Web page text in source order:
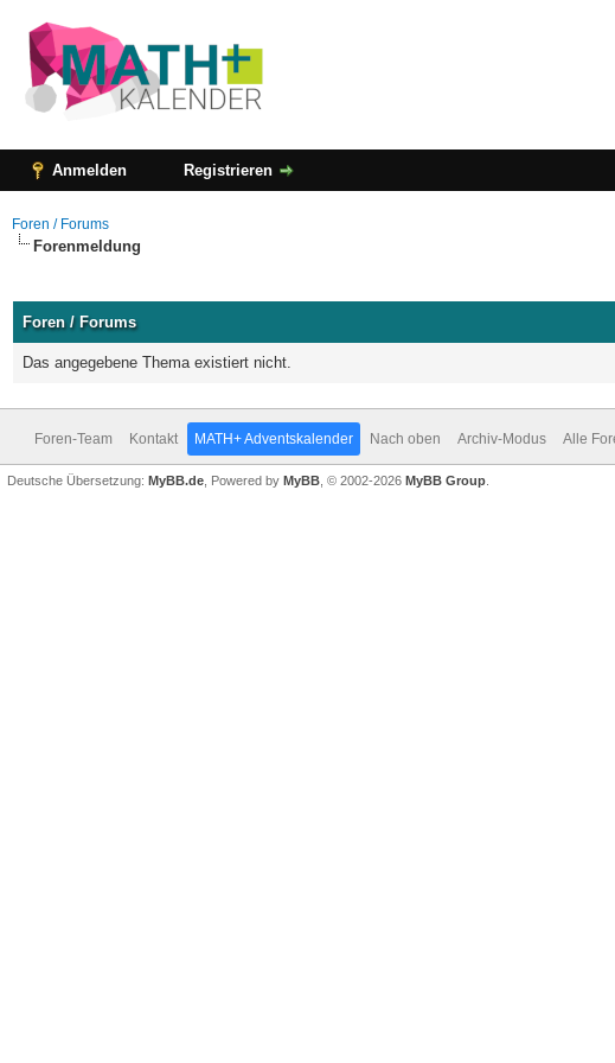
Anmelden Registrieren
Foren / Forums
Forenmeldung
Foren / Forums
Das angegebene Thema existiert nicht.
Foren-Team Kontakt MATH+ Adventskalender Nach oben Archiv-Modus Alle
Deutsche Übersetzung: MyBB.de , Powered by MyBB , © 2002-2026 MyBB Group